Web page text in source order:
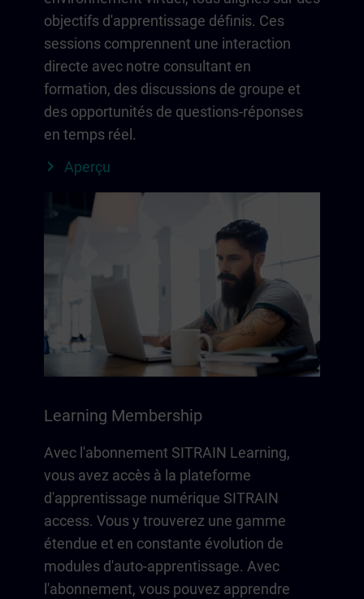
objectifs d'apprentissage définis. Ces
sessions comprennent une interaction
directe avec notre consultant en
formation, des discussions de groupe et
des opportunités de questions-réponses
en temps réel.
Aperçu
Learning Membership
Avec l'abonnement SITRAIN Learning,
vous avez accès à la plateforme
d'apprentissage numérique SITRAIN
access. Vous y trouverez une gamme
étendue et en constante évolution de
modules d'auto-apprentissage. Avec
l'abonnement, vous pouvez apprendre